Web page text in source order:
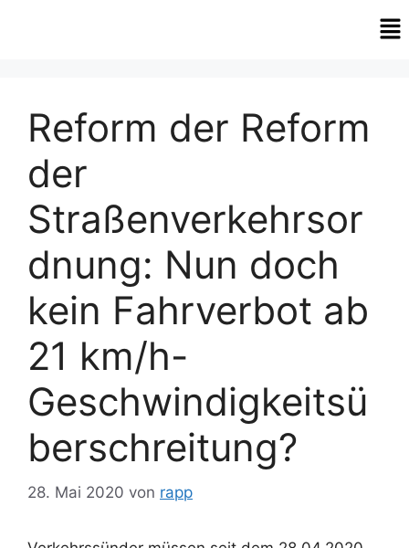
Reform der Reform
der
Straßenverkehrsor
dnung: Nun doch
kein Fahrverbot ab
21 km/h-
Geschwindigkeitsü
berschreitung?
28. Mai 2020 von rapp